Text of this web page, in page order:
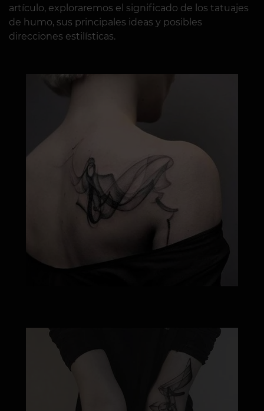
artículo, exploraremos el significado de los tatuajes
de humo, sus principales ideas y posibles
direcciones estilísticas.